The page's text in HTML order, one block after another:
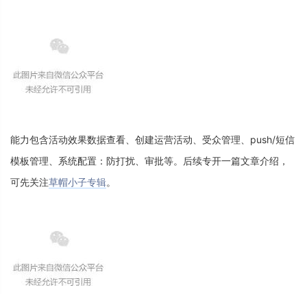
能力包含活动效果数据查看 创建运营活动 受众管理 push/短信
模板管理 系统配置 ： 防打扰 审批等。 后续专开一篇文章介绍 ，
可先关注草帽小子专辑。